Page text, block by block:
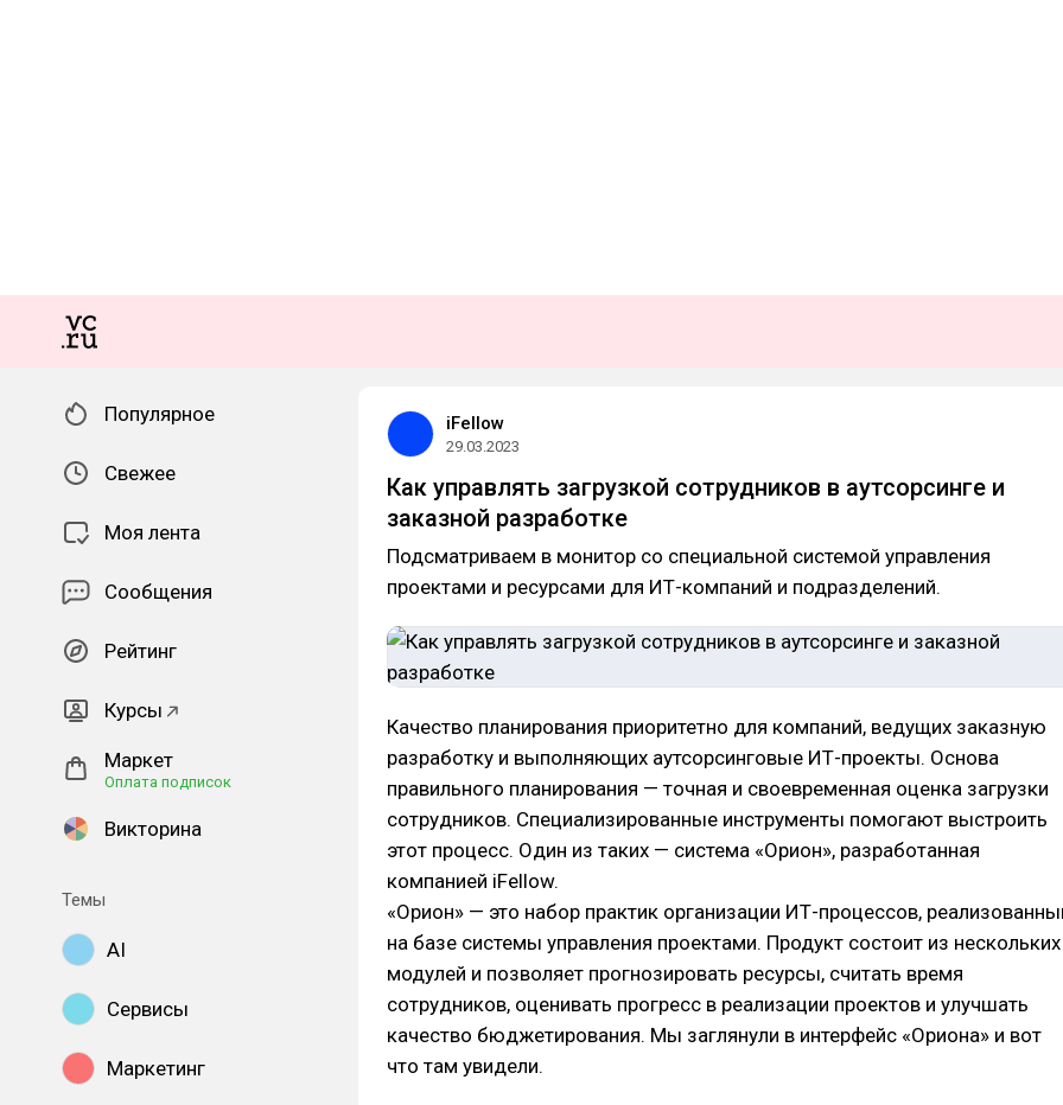
Популярное
Свежее
Моя лента
Сообщения
Рейтинг
Курсы
Маркет
Оплата подписок
Викторина
Темы
AI
Сервисы
Маркетинг
iFellow
29.03.2023
Как управлять загрузкой сотрудников в аутсорсинге и
заказной разработке
Подсматриваем в монитор со специальной системой управления
проектами и ресурсами для ИТ-компаний и подразделений.
Качество планирования приоритетно для компаний, ведущих заказную
разработку и выполняющих аутсорсинговые ИТ-проекты. Основа
правильного планирования — точная и своевременная оценка загрузки
сотрудников. Специализированные инструменты помогают выстроить
этот процесс. Один из таких — система «Орион», разработанная
компанией iFellow.
«Орион» — это набор практик организации ИТ-процессов,
на базе системы управления проектами. Продукт состоит из нескольких
модулей и позволяет прогнозировать ресурсы, считать время
сотрудников, оценивать прогресс в реализации проектов и улучшать
качество бюджетирования. Мы заглянули в интерфейс «Ориона» и вот
что там увидели.